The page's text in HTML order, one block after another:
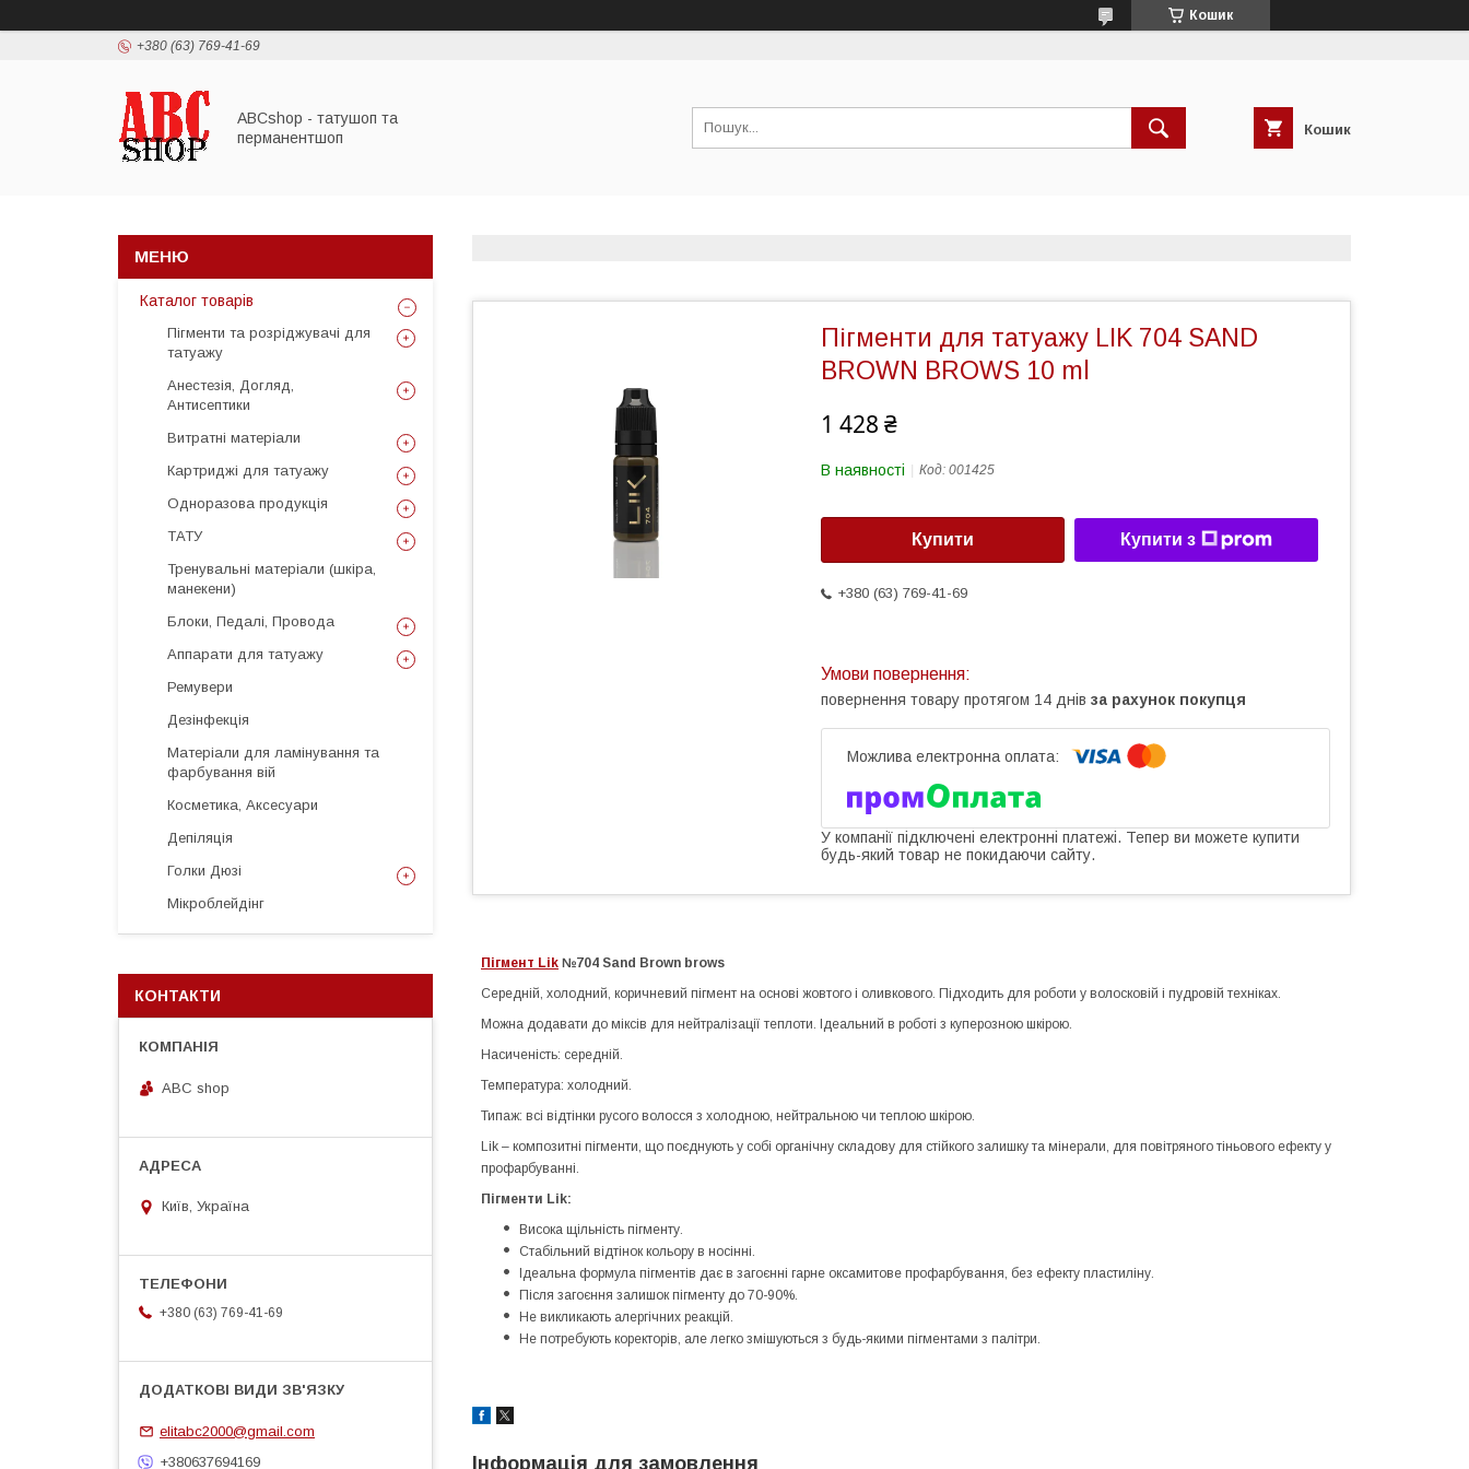
Кошик
+380 (63) 769-41-69
ABCshop - татушоп та
перманентшоп
Кошик
Пігменти для татуажу LIK 704 SAND
BROWN BROWS 10 ml
1 428 ₴
В наявності Код: 001425
Купити Купити з
+380 (63) 769-41-69
повернення товару протягом 14 днів за рахунок покупця
У компанії підключені електронні платежі. Тепер ви можете купити
будь-який товар не покидаючи сайту.
Пігмент Lik №704 Sand Brown brows
Середній, холодний, коричневий пігмент на основі жовтого і оливкового. Підходить для роботи у волосковій і пудровій техніках.
Можна додавати до міксів для нейтралізації теплоти. Ідеальний в роботі з куперозною шкірою.
Насиченість: середній.
Температура: холодний.
Типаж: всі відтінки русого волосся з холодною, нейтральною чи теплою шкірою.
Lik – композитні пігменти, що поєднують у собі органічну складову для стійкого залишку та мінерали, для повітряного тіньового ефекту у
профарбуванні.
Пігменти Lik:
Висока щільність пігменту.
Стабільний відтінок кольору в носінні.
Ідеальна формула пігментів дає в загоєнні гарне оксамитове профарбування, без ефекту пластиліну.
Після загоєння залишок пігменту до 70-90%.
Не викликають алергічних реакцій.
Не потребують коректорів, але легко змішуються з будь-якими пігментами з палітри.
Інформація для замовлення
Каталог товарів
Пігменти та розріджувачі для
татуажу
Анестезія, Догляд,
Антисептики
Витратні матеріали
Картриджі для татуажу
Одноразова продукція
ТАТУ
Тренувальні матеріали (шкіра,
манекени)
Блоки, Педалі, Провода
Аппарати для татуажу
Ремувери
Дезінфекція
Матеріали для ламінування та
фарбування вій
Косметика, Аксесуари
Депіляція
Голки Дюзі
Мікроблейдінг
КОНТАКТИ
ABC shop
Київ, Україна
+380 (63) 769-41-69
elitabc2000@gmail.com
+380637694169